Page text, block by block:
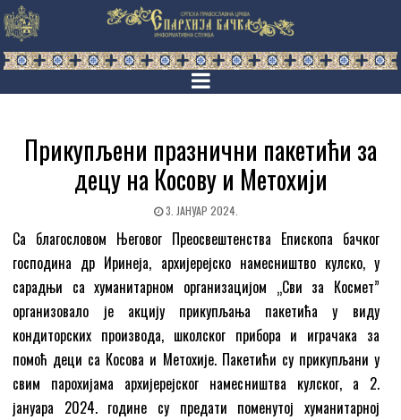
Прикупљени празнични пакетићи за
децу на Косову и Метохији
3. ЈАНУАР 2024.
Са благословом Његовог Преосвештенства Епископа бачког
господина др Иринеја, архијерејско намесништво кулско, у
сарадњи са хуманитарном организацијом „Сви за Космет”
организовало је акцију прикупљања пакетића у виду
кондиторских производа, школског прибора и играчака за
помоћ деци са Косова и Метохије. Пакетићи су прикупљани у
свим парохијама архијерејског намесништва кулског, а 2.
јануара 2024. године су предати поменутој хуманитарној